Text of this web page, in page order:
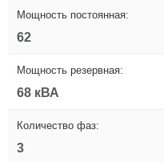
Мощность постоянная:
62
Мощность резервная:
68 кВА
Количество фаз:
3